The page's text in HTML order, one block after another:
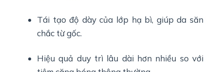
Tái tạo độ dày của lớp hạ bì, giúp da săn
chắc từ gốc.
Hiệu quả duy trì lâu dài hơn nhiều so với